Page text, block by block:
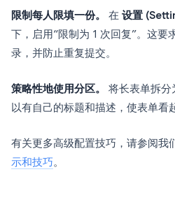
限制每人限填一份。 在 设置
下，启用“限制为 1 次回复”。这要
录，并防止重复提交。
策略性地使用分区。
将长表单拆分
以有自己的标题和描述，使表单看
有关更多高级配置技巧，请参阅我
示和技巧。